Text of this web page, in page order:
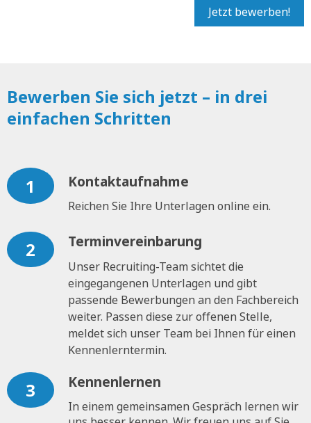
Jetzt bewerben!
Bewerben Sie sich jetzt – in drei
einfachen Schritten
1 Kontaktaufnahme
Reichen Sie Ihre Unterlagen online ein.
2 Terminvereinbarung
Unser Recruiting-Team sichtet die
eingegangenen Unterlagen und gibt
passende Bewerbungen an den Fachbereich
weiter. Passen diese zur offenen Stelle,
meldet sich unser Team bei Ihnen für einen
Kennenlerntermin.
3 Kennenlernen
In einem gemeinsamen Gespräch lernen wir